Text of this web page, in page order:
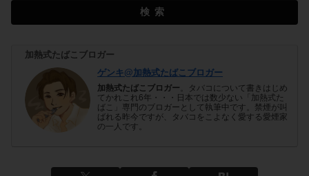
検索
加熱式たばこブロガー
ゲンキ@加熱式たばこブロガー
加熱式たばこブロガー 。タバコについて書きはじめ
てかれこれ6年・・・日本では数少ない「加熱式た
ばこ」専門のブロガーとして執筆中です。禁煙が叫
ばれる昨今ですが、タバコをこよなく愛する愛煙家
の一人です。